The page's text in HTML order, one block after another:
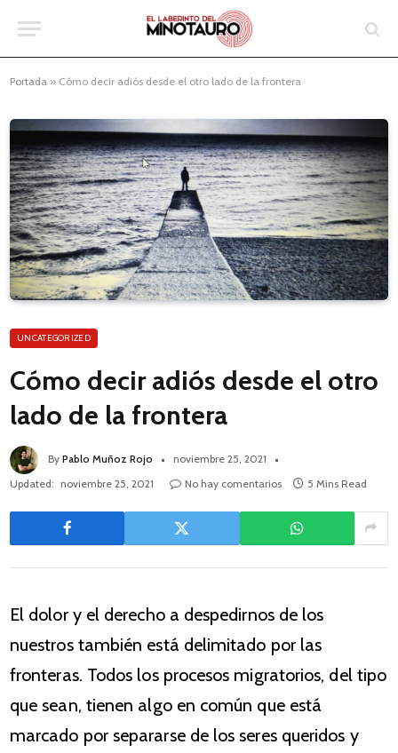
Portada » Cómo decir adiós desde el otro lado de la frontera
UNCATEGORIZED
Cómo decir adiós desde el otro
lado de la frontera
By Pablo Muñoz Rojo
noviembre 25, 2021
Updated: noviembre 25, 2021 No hay comentarios 5 Mins Read
El dolor y el derecho a despedirnos de los
nuestros también está delimitado por las
fronteras. Todos los procesos migratorios, del tipo
que sean, tienen algo en común que está
marcado por separarse de los seres queridos y